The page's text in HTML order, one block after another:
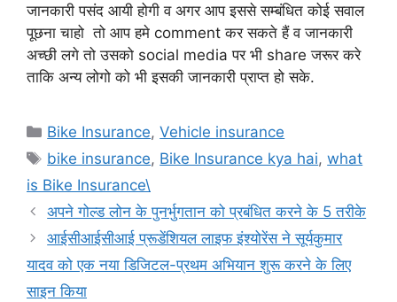
जानकारी पसंद आयी होगी व अगर आप इससे सम्बंधित कोई सवाल
पूछना चाहो तो आप हमे comment कर सकते हैं व जानकारी
अच्छी लगे तो उसको social media पर भी share जरूर करे
ताकि अन्य लोगो को भी इसकी जानकारी प्राप्त हो सके.
Categories
Bike Insurance,Vehicle insurance
Tags
bike insurance, Bike Insurance kya hai,what
is Bike Insurance\
अपने गोल्ड लोन के पुनर्भुगतान को प्रबंधित करने के 5 तरीके
आईसीआईसीआई प्रूडेंशियल लाइफ इंश्योरेंस ने सूर्यकुमार
यादव को एक नया डिजिटल-प्रथम अभियान शुरू करने के लिए
साइन किया